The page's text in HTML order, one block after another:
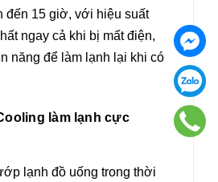
đến 15 giờ, với hiệu suất
ngay cả khi bị mất điện,
năng để làm lạnh lại khi có
làm lạnh cực
lạnh đồ uống trong thời